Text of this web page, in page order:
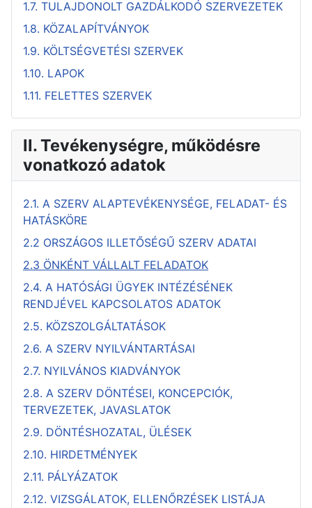
1.7. TULAJDONOLT GAZDÁLKODÓ SZERVEZETEK
1.8. KÖZALAPÍTVÁNYOK
1.9. KÖLTSÉGVETÉSI SZERVEK
1.10. LAPOK
1.11. FELETTES SZERVEK
II. Tevékenységre, működésre
vonatkozó adatok
2.1. A SZERV ALAPTEVÉKENYSÉGE, FELADAT- ÉS
HATÁSKÖRE
2.2 ORSZÁGOS ILLETŐSÉGŰ SZERV ADATAI
2.3 ÖNKÉNT VÁLLALT FELADATOK
2.4. A HATÓSÁGI ÜGYEK INTÉZÉSÉNEK
RENDJÉVEL KAPCSOLATOS ADATOK
2.5. KÖZSZOLGÁLTATÁSOK
2.6. A SZERV NYILVÁNTARTÁSAI
2.7. NYILVÁNOS KIADVÁNYOK
2.8. A SZERV DÖNTÉSEI, KONCEPCIÓK,
TERVEZETEK, JAVASLATOK
2.9. DÖNTÉSHOZATAL, ÜLÉSEK
2.10. HIRDETMÉNYEK
2.11. PÁLYÁZATOK
2.12. VIZSGÁLATOK, ELLENŐRZÉSEK LISTÁJA